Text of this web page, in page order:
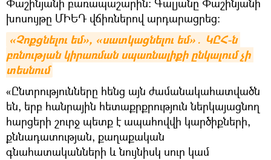
խոսույթը ՄԻԵԴ վճիռներով արդարացրեց։
«Չոքցնելու եմ», «սատկացնելու եմ»․ ԿԸՀ-ն
բռնության կիրառման սպառնալիքի ընկալում չի
տեսնում
«Ընտրությունները հենց այն ժամանակահատվածն
են, երբ հանրային հետաքրքրություն ներկայացնող
հարցերի շուրջ պետք է ապահովվի կարծիքների,
քննադատության, քաղաքական
գնահատականների և նույնիսկ սուր կամ